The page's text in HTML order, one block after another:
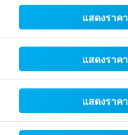
แสดงราคา
แสดงราคา
แสดงราคา